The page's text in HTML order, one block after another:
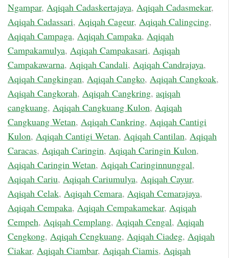
Ngampar, Aqiqah Cadaskertajaya, Aqiqah Cadasmekar,
Aqiqah Cadassari, Aqiqah Cageur, Aqiqah Calingcing,
Aqiqah Campaga, Aqiqah Campaka, Aqiqah
Campakamulya, Aqiqah Campakasari, Aqiqah
Campakawarna, Aqiqah Candali, Aqiqah Candrajaya,
Aqiqah Cangkingan, Aqiqah Cangko, Aqiqah Cangkoak,
Aqiqah Cangkorah, Aqiqah Cangkring, aqiqah
cangkuang, Aqiqah Cangkuang Kulon, Aqiqah
Cangkuang Wetan, Aqiqah Cankring, Aqiqah Cantigi
Kulon, Aqiqah Cantigi Wetan, Aqiqah Cantilan, Aqiqah
Caracas, Aqiqah Caringin, Aqiqah Caringin Kulon,
Aqiqah Caringin Wetan, Aqiqah Caringinnunggal,
Aqiqah Cariu, Aqiqah Cariumulya, Aqiqah Cayur,
Aqiqah Celak, Aqiqah Cemara, Aqiqah Cemarajaya,
Aqiqah Cempaka, Aqiqah Cempakamekar, Aqiqah
Cempeh, Aqiqah Cemplang, Aqiqah Cengal, Aqiqah
Cengkong, Aqiqah Cengkuang, Aqiqah Ciadeg, Aqiqah
Ciakar, Aqiqah Ciambar, Aqiqah Ciamis, Aqiqah